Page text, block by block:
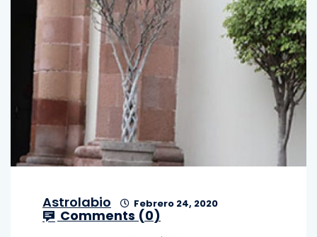
Astrolabio Febrero 24, 2020
Comments (0)